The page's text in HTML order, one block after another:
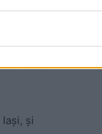
cele
a avut-o
și